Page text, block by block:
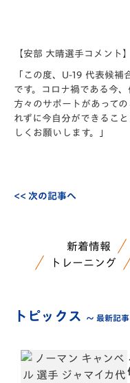
【安部 大晴選手コメント】
「この度、U-19 代表候
です。コロナ禍である今
方々のサポートがあって
れずに今自分ができるこ
しくお願いします。」
<< 次の記事へ
新着情報
トレーニング
トピックス ～ 最新記事